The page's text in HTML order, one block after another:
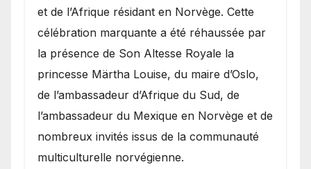
et de l’Afrique résidant en Norvège. Cette
célébration marquante a été réhaussée par
la présence de Son Altesse Royale la
princesse Märtha Louise, du maire d’Oslo,
de l’ambassadeur d’Afrique du Sud, de
l’ambassadeur du Mexique en Norvège et de
nombreux invités issus de la communauté
multiculturelle norvégienne.